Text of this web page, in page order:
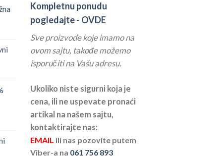
Kompletnu ponudu
pogledajte - OVDE
Sve proizvode koje imamo na
ovom sajtu, takođe možemo
isporučiti na Vašu adresu.
Ukoliko niste sigurni koja je
cena, ili ne uspevate pronaći
artikal na našem sajtu,
kontaktirajte nas:
EMAIL ili nas pozovite putem
Viber-a na 061 756 893